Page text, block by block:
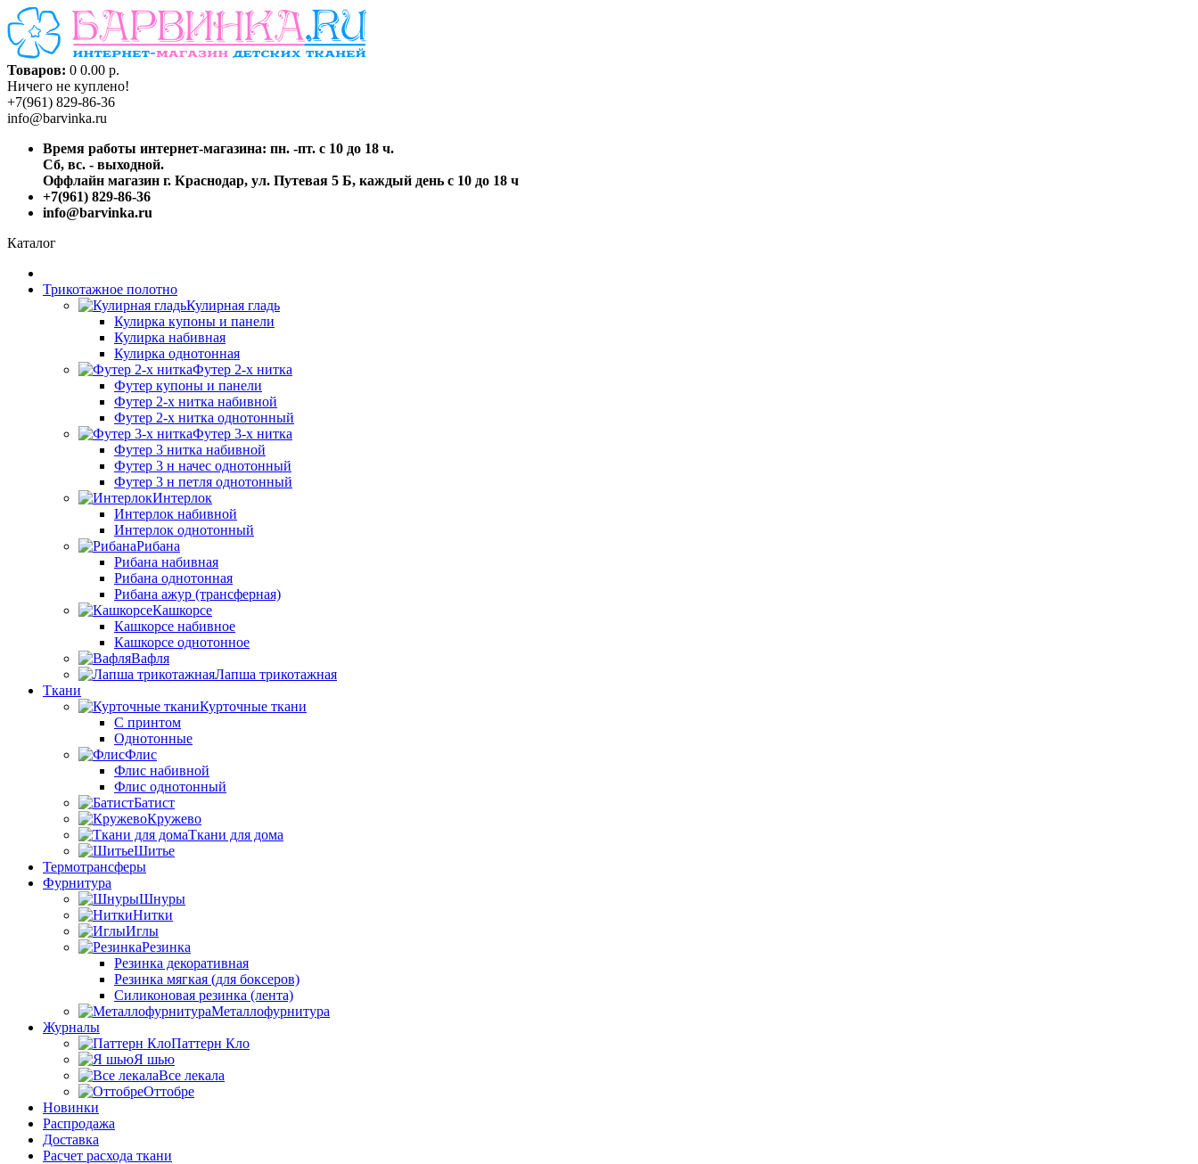
Товаров: 0 0.00 р.
Ничего не куплено!
+7(961) 829-86-36
info@barvinka.ru
Время работы интернет-магазина: пн. -пт. с 10 до 18 ч.
Сб, вс. - выходной.
Оффлайн магазин г. Краснодар, ул. Путевая 5 Б, каждый день с 10 до 18 ч
+7(961) 829-86-36
info@barvinka.ru
Каталог
Трикотажное полотно
Кулирная гладь
Кулирка купоны и панели
Кулирка набивная
Кулирка однотонная
Футер 2-х нитка
Футер купоны и панели
Футер 2-х нитка набивной
Футер 2-х нитка однотонный
Футер 3-х нитка
Футер 3 нитка набивной
Футер 3 н начес однотонный
Футер 3 н петля однотонный
Интерлок
Интерлок набивной
Интерлок однотонный
Рибана
Рибана набивная
Рибана однотонная
Рибана ажур (трансферная)
Кашкорсе
Кашкорсе набивное
Кашкорсе однотонное
Вафля
Лапша трикотажная
Ткани
Курточные ткани
С принтом
Однотонные
Флис
Флис набивной
Флис однотонный
Батист
Кружево
Ткани для дома
Шитье
Термотрансферы
Фурнитура
Шнуры
Нитки
Иглы
Резинка
Резинка декоративная
Резинка мягкая (для боксеров)
Силиконовая резинка (лента)
Металлофурнитура
Журналы
Паттерн Кло
Я шью
Все лекала
Оттобре
Новинки
Распродажа
Доставка
Расчет расхода ткани